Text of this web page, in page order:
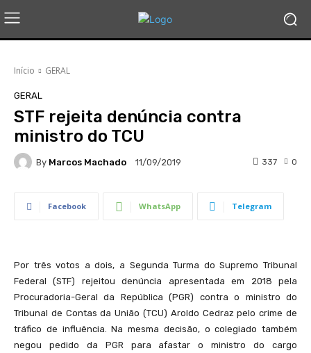
Início GERAL
GERAL
STF rejeita denúncia contra
ministro do TCU
By Marcos Machado 11/09/2019 0
337
Facebook WhatsApp Telegram
Por três votos a dois, a Segunda Turma do Supremo Tribunal
Federal (STF) rejeitou denúncia apresentada em 2018 pela
Procuradoria-Geral da República (PGR) contra o ministro do
Tribunal de Contas da União (TCU) Aroldo Cedraz pelo crime de
tráfico de influência. Na mesma decisão, o colegiado também
negou pedido da PGR para afastar o ministro do cargo